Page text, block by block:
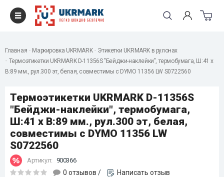
Главная Маркировка UKRMARK
Этикетки UKRMARK в рулонах
Термоэтикетки UKRMARK D-11356S "Бейджи-наклейки", термобумага, Ш:41 х
В:89 мм., рул.300 эт, белая, совместимы с DYMO 11356 LW S0722560
Термоэтикетки UKRMARK D-11356S
"Бейджи-наклейки", термобумага,
Ш:41 х В:89 мм., рул.300 эт, белая,
совместимы с DYMO 11356 LW
S0722560
Артикул: 900366
0 отзывов / Написать отзыв